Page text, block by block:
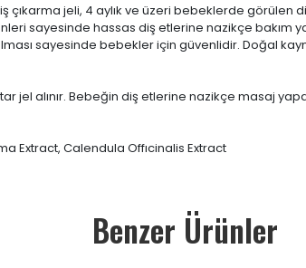
jeli, 4 aylık ve üzeri bebeklerde görülen
sayesinde hassas diş etlerine nazikçe
sayesinde bebekler için güvenlidir. Doğal
jel alınır. Bebeğin diş etlerine nazikçe masaj
Extract, Calendula Offıcinalis Extract
Benzer Ürünler